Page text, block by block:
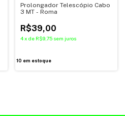
Prolongador Telescópio Cabo
3 MT - Roma
R$39,00
4 x de R$9,75 sem juros
10 em estoque